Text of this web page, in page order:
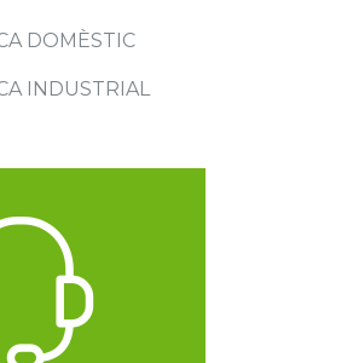
DOMÈSTIC
INDUSTRIAL